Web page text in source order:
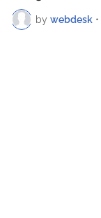
by webdesk •